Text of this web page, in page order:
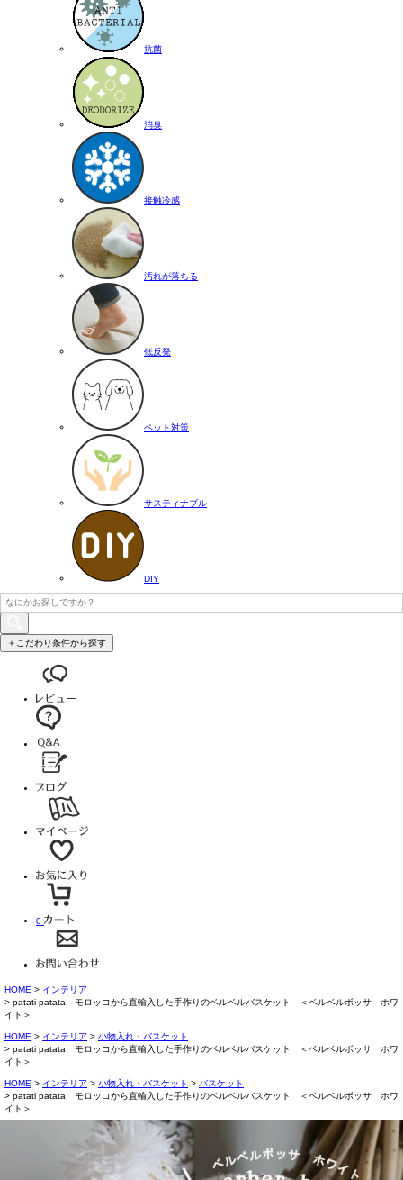
抗菌
消臭
接触冷感
汚れが落ちる
低反発
ペット対策
サスティナブル
DIY
＋こだわり条件から探す
0
HOME
インテリア
patati patata モロッコから直輸入した手作りのベルベルバスケット ＜ベルベルボッサ ホワ
イト＞
HOME インテリア
小物入れ・バスケット
patati patata モロッコから直輸入した手作りのベルベルバスケット ＜ベルベルボッサ ホワ
イト＞
HOME インテリア 小物入れ・バスケット
バスケット
patati patata モロッコから直輸入した手作りのベルベルバスケット ＜ベルベルボッサ ホワ
イト＞